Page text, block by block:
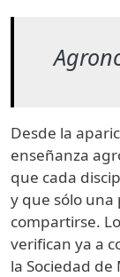
Desde la
enseñanza
que cada
y que sólo
compartirse.
verifican ya a
la Sociedad